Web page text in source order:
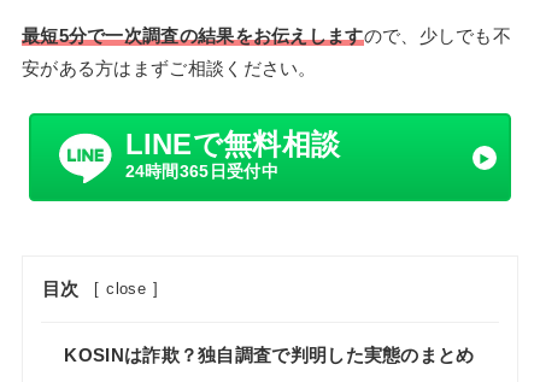
最短5分で一次調査の結果をお伝えしますので、少しでも不
安がある方はまずご相談ください。
LINEで無料相談
24時間365日受付中
目次 [ close ]
KOSINは詐欺？独自調査で判明した実態のまとめ